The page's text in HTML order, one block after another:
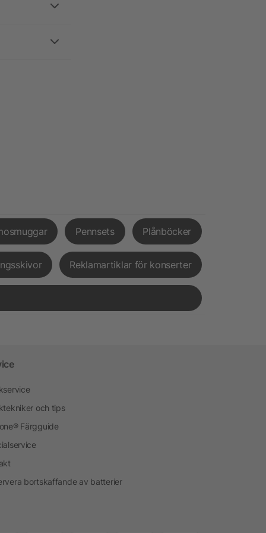
Pennsets Plånböcker
Reklamartiklar för konserter
och tips
Färgguide
bortskaffande av batterier